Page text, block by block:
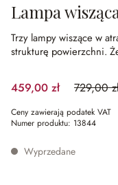
Lampa
Trzy lampy wiszące w
strukturę powierzchni.
459,00 zł 729,00
Ceny zawierają podatek VAT
Numer produktu: 13844
Wyprzedane